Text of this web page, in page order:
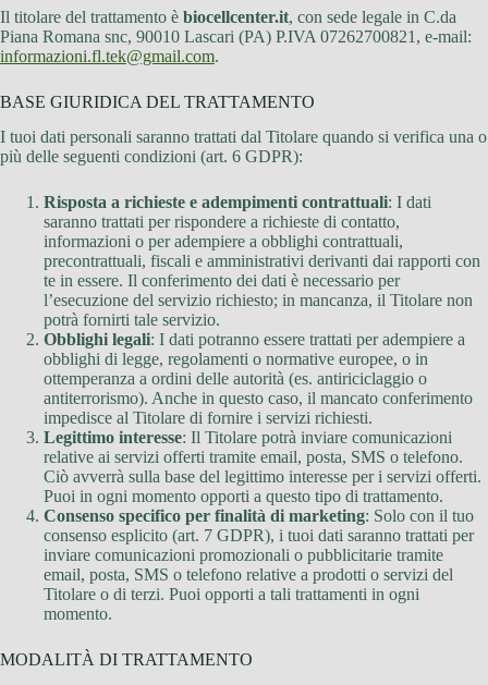
Il titolare del trattamento è biocellcenter.it, con sede legale in C.da
Piana Romana snc, 90010 Lascari (PA) P.IVA 07262700821, e-mail:
informazioni.fl.tek@gmail.com.
BASE GIURIDICA DEL TRATTAMENTO
I tuoi dati personali saranno trattati dal Titolare quando si verifica una o
più delle seguenti condizioni (art. 6 GDPR):
Risposta a richieste e adempimenti contrattuali: I dati
saranno trattati per rispondere a richieste di contatto,
informazioni o per adempiere a obblighi contrattuali,
precontrattuali, fiscali e amministrativi derivanti dai rapporti con
te in essere. Il conferimento dei dati è necessario per
l’esecuzione del servizio richiesto; in mancanza, il Titolare non
potrà fornirti tale servizio.
Obblighi legali: I dati potranno essere trattati per adempiere a
obblighi di legge, regolamenti o normative europee, o in
ottemperanza a ordini delle autorità (es. antiriciclaggio o
antiterrorismo). Anche in questo caso, il mancato conferimento
impedisce al Titolare di fornire i servizi richiesti.
Legittimo interesse: Il Titolare potrà inviare comunicazioni
relative ai servizi offerti tramite email, posta, SMS o telefono.
Ciò avverrà sulla base del legittimo interesse per i servizi offerti.
Puoi in ogni momento opporti a questo tipo di trattamento.
Consenso specifico per finalità di marketing: Solo con il tuo
consenso esplicito (art. 7 GDPR), i tuoi dati saranno trattati per
inviare comunicazioni promozionali o pubblicitarie tramite
email, posta, SMS o telefono relative a prodotti o servizi del
Titolare o di terzi. Puoi opporti a tali trattamenti in ogni
momento.
MODALITÀ DI TRATTAMENTO